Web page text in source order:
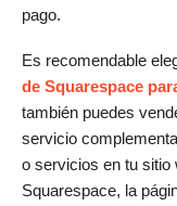
pago.
Es recomendable
de Squarespace
también puedes
servicio
o servicios en tu sitio
Squarespace, la